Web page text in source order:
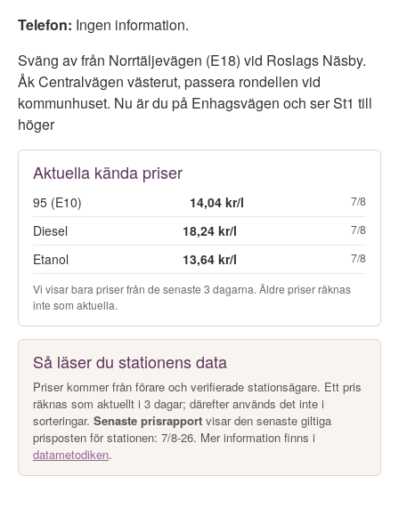
Telefon: Ingen information.
Sväng av från Norrtäljevägen (E18) vid Roslags Näsby.
Åk Centralvägen västerut, passera rondellen vid
kommunhuset. Nu är du på Enhagsvägen och ser St1 till
höger
Aktuella kända priser
95 (E10) 14,04 kr/l 7/8
Diesel 18,24 kr/l 7/8
Etanol 13,64 kr/l 7/8
Vi visar bara priser från de senaste 3 dagarna. Äldre priser räknas
inte som aktuella.
Så läser du stationens data
Priser kommer från förare och verifierade stationsägare. Ett pris
räknas som aktuellt i 3 dagar; därefter används det inte i
sorteringar. Senaste prisrapport visar den senaste giltiga
prisposten för stationen: 7/8-26. Mer information finns i
datametodiken.